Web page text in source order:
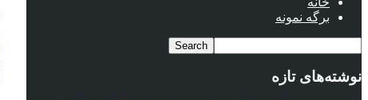
برگه نمونه
نوشته‌های تازه